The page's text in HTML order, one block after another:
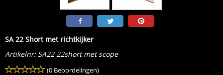
SA 22 Short met richtkijker
Artikelnr: SA22 22short met scope
(0 Beoordelingen)